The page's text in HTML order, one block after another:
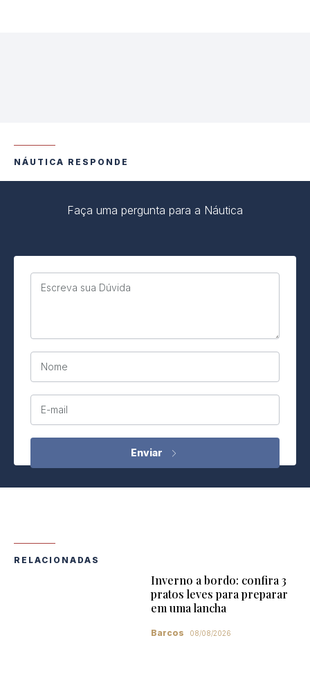
NÁUTICA RESPONDE
Faça uma pergunta para a Náutica
Escreva sua Dúvida
Nome
E-mail
RELACIONADAS
Inverno a bordo: confira 3
pratos leves para preparar
em uma lancha
Barcos 08/08/2026